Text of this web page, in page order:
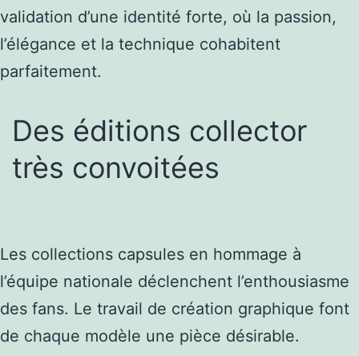
validation d’une identité forte, où la passion,
l’élégance et la technique cohabitent
parfaitement.
Des éditions collector
très convoitées
Les collections capsules en hommage à
l’équipe nationale déclenchent l’enthousiasme
des fans. Le travail de création graphique font
de chaque modèle une pièce désirable.